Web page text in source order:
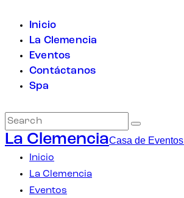
Inicio
La Clemencia
Eventos
Contáctanos
Spa
La ClemenciaCasa de Eventos
Inicio
La Clemencia
Eventos